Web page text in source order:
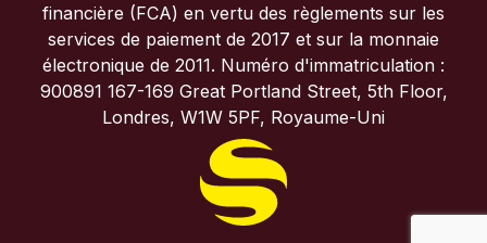
Portugal
Royaume-Uni
financière (FCA) en vertu des règlements sur les
services de paiement de 2017 et sur la monnaie
électronique de 2011. Numéro d'immatriculation :
900891 167-169 Great Portland Street, 5th Floor,
Londres, W1W 5PF, Royaume-Uni